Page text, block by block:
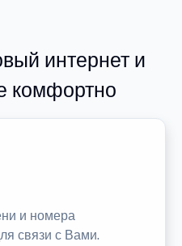
интернет и
комфортно
и номера
связи с Вами.